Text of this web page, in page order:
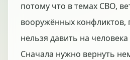
потому что в темах СВО,
вооружённых конфликтов,
нельзя давить на
Сначала нужно вернуть